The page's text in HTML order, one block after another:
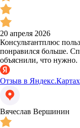
20 апреля 2026
Консультантплюс
понравился больше.
объяснили, что нужно.
Отзыв в Яндекс.Картах
Вячеслав Вершинин